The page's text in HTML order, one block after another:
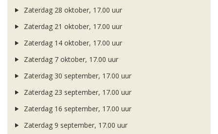
Zaterdag 28 oktober, 17.00 uur
Zaterdag 21 oktober, 17.00 uur
Zaterdag 14 oktober, 17.00 uur
Zaterdag 7 oktober, 17.00 uur
Zaterdag 30 september, 17.00 uur
Zaterdag 23 september, 17.00 uur
Zaterdag 16 september, 17.00 uur
Zaterdag 9 september, 17.00 uur